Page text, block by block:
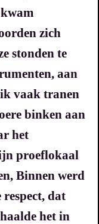
zich
stonden te
aan
vaak tranen
binken aan
het
proeflokaal
Binnen werd
dat
het in